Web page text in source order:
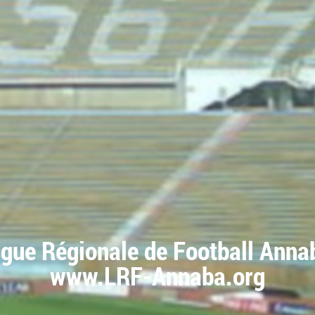
Régionale de Football
www.LRF-Annaba.org